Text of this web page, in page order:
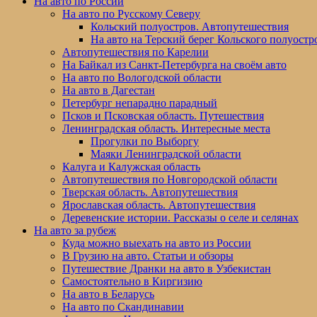
На авто по Русскому Северу
Кольский полуостров. Автопутешествия
На авто на Терский берег Кольского
Автопутешествия по Карелии
На Байкал из Санкт-Петербурга на своём авто
На авто по Вологодской области
На авто в Дагестан
Петербург непарадно парадный
Псков и Псковская область. Путешествия
Ленинградская область. Интересные места
Прогулки по Выборгу
Маяки Ленинградской области
Калуга и Калужская область
Автопутешествия по Новгородской области
Тверская область. Автопутешествия
Ярославская область. Автопутешествия
Деревенские истории. Рассказы о селе и селянах
На авто за рубеж
Куда можно выехать на авто из России
В Грузию на авто. Статьи и обзоры
Путешествие Дранки на авто в Узбекистан
Самостоятельно в Киргизию
На авто в Беларусь
На авто по Скандинавии